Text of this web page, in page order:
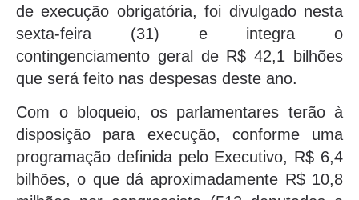
de execução obrigatória, foi divulgado nesta
sexta-feira (31) e integra o
contingenciamento geral de R$ 42,1 bilhões
que será feito nas despesas deste ano.
Com o bloqueio, os parlamentares terão à
disposição para execução, conforme uma
programação definida pelo Executivo, R$ 6,4
bilhões, o que dá aproximadamente R$ 10,8